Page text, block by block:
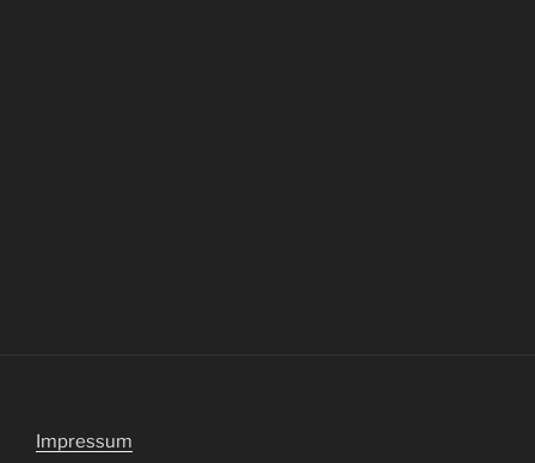
Impressum